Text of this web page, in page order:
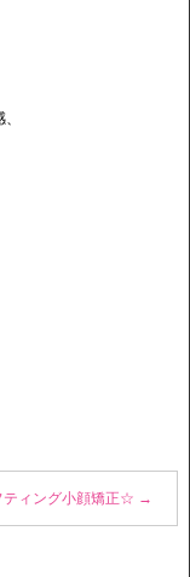
ティング小顔矯正☆ →